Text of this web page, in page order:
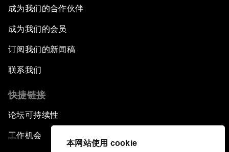
本网站使用 cookie
成为我们的合作伙伴
成为我们的会员
订阅我们的新闻稿
联系我们
快捷链接
论坛可持续性
工作机会